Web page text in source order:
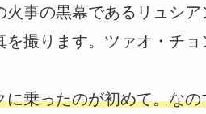
事の黒幕であるリュシ
を撮ります。ツァオ・チ
に乗ったのが初めて。な